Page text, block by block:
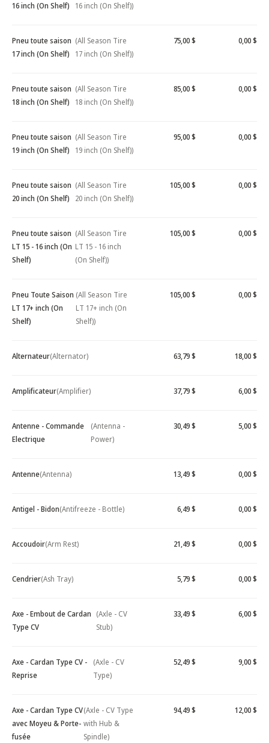
16 inch (On Shelf)
16 inch (On Shelf))
Pneu toute saison
17 inch (On Shelf)
(All Season Tire
17 inch (On Shelf))
75,00 $ 0,00 $
Pneu toute saison
18 inch (On Shelf)
(All Season Tire
18 inch (On Shelf))
85,00 $ 0,00 $
Pneu toute saison
19 inch (On Shelf)
(All Season Tire
19 inch (On Shelf))
95,00 $ 0,00 $
Pneu toute saison
20 inch (On Shelf)
(All Season Tire
20 inch (On Shelf))
105,00 $ 0,00 $
Pneu toute saison
LT 15 - 16 inch (On
Shelf)
(All Season Tire
LT 15 - 16 inch
(On Shelf))
105,00 $ 0,00 $
Pneu Toute Saison
LT 17+ inch (On
Shelf)
(All Season Tire
LT 17+ inch (On
Shelf))
105,00 $ 0,00 $
Alternateur(Alternator) 63,79 $ 18,00 $
Amplificateur(Amplifier) 37,79 $ 6,00 $
Antenne - Commande
Electrique
(Antenna -
Power)
30,49 $ 5,00 $
Antenne(Antenna) 13,49 $ 0,00 $
Antigel - Bidon(Antifreeze - Bottle) 6,49 $ 0,00 $
Accoudoir(Arm Rest) 21,49 $ 0,00 $
Cendrier(Ash Tray) 5,79 $ 0,00 $
Axe - Embout de Cardan
Type CV
(Axle - CV
Stub)
33,49 $ 6,00 $
Axe - Cardan Type CV -
Reprise
(Axle - CV
Type)
52,49 $ 9,00 $
Axe - Cardan Type CV
avec Moyeu & Porte-
fusée
(Axle - CV Type
with Hub &
Spindle)
94,49 $ 12,00 $